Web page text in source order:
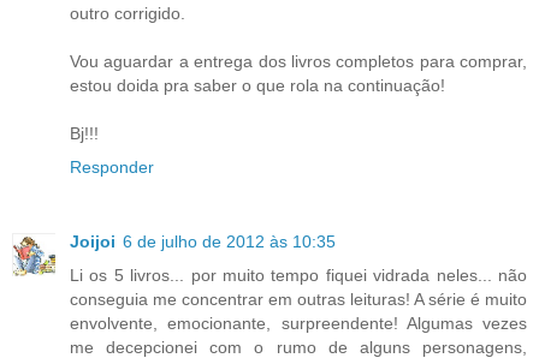
outro corrigido.
Vou aguardar a entrega dos livros completos para comprar,
estou doida pra saber o que rola na continuação!
Bj!!!
Responder
Joijoi 6 de julho de 2012 às 10:35
Li os 5 livros... por muito tempo fiquei vidrada neles... não
conseguia me concentrar em outras leituras! A série é muito
envolvente, emocionante, surpreendente! Algumas vezes
me decepcionei com o rumo de alguns personagens,